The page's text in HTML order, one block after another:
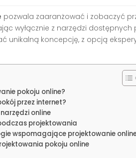
pozwala zaaranżować i zobaczyć
wyłącznie z narzędzi dostępnych
unikalną koncepcję, z opcją
pokoju online?
przez internet?
online
projektowania
wspomagające projektowanie
pokoju online